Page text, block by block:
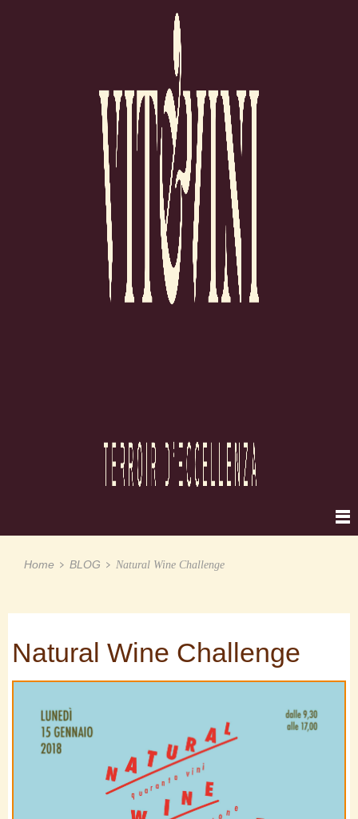
Home BLOG Natural Wine Challenge
Natural Wine Challenge